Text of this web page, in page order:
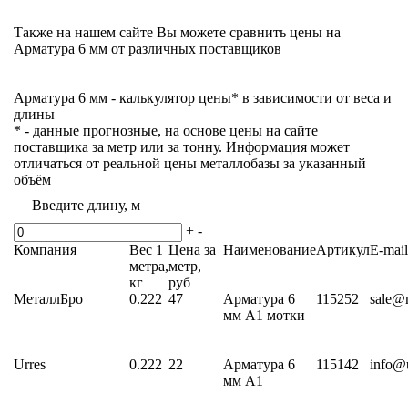
Также на нашем сайте Вы можете сравнить цены на
Арматура 6 мм от различных поставщиков
Арматура 6 мм - калькулятор цены* в зависимости от веса и
длины
* - данные прогнозные, на основе цены на сайте
поставщика за метр или за тонну. Информация может
отличаться от реальной цены металлобазы за указанный
объём
Введите длину, м
+ -
Компания
Вес 1
метра,
кг
Цена за
метр,
руб
НаименованиеАртикулE-mail
МеталлБро 0.222 47
Арматура 6
мм А1 мотки
115252
Urres 0.222 22
Арматура 6
мм А1
115142